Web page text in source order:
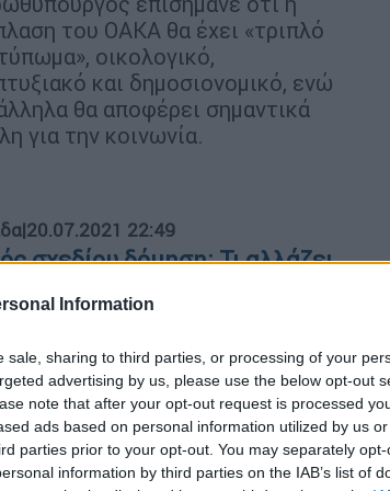
Information
sale, sharing to third parties, or processing of your
advertising by us, please use the below opt-out
note that after your opt-out request is processed
ads based on personal information utilized by us
parties prior to your opt-out. You may separately
information by third parties on the IAB’s list of
του ΟΑΚΑ θα έχει «τριπλό
οικολογικό,
και δημοσιονομικό, ενώ
θα αποφέρει σημαντικά
για την κοινωνία.
|20.07.2021 22:49
σχεδίου δόμηση: Τι αλλάζει
και τέλος οικοδομικών
250 - 5.000 ευρώ σε κάθε
άδεια